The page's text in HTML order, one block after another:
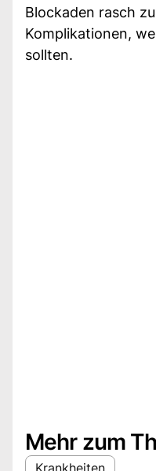
Blockaden rasch
Komplikationen,
sollten.
Mehr zum
Krankheiten